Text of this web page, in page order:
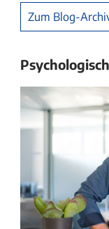
Zum Blog-